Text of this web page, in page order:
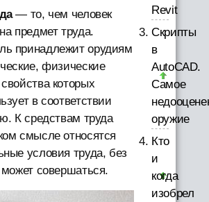
— то, чем человек
предмет труда.
принадлежит орудиям
физические
которых
в соответствии
К средствам труда
смысле относятся
условия труда, без
совершаться.
Revit
Скрипты
в
AutoCAD.
Самое
оружие
Кто
и
когда
изобрел